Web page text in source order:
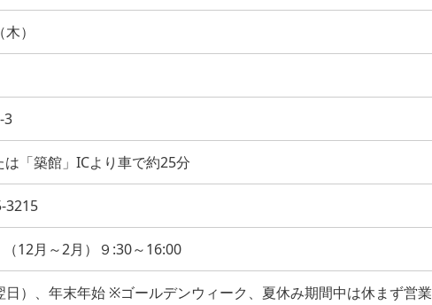
）
3
「築館」ICより車で約25分
3215
12月～2月）９:30～16:00
）、年末年始 ※ゴールデンウィーク、夏休み期間中は休まず営業